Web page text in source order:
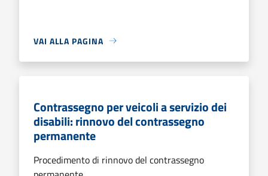
VAI ALLA PAGINA
Contrassegno per veicoli a servizio dei
disabili: rinnovo del contrassegno
permanente
Procedimento di rinnovo del contrassegno